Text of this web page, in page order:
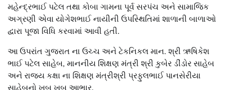
મહેન્દ્રભાઈ પટેલ તથા કોબા ગામના પૂર્વ સરપંચ અને સામાજિક
અગ્રણી એવા યોગેશભાઈ નાયીની ઉપસ્થિતિમાં શાળાની બાળાઓ
દ્વારા પૂજા વિધિ કરવામાં આવી હતી.
આ ઉપરાંત ગુજરાત ના ઉચ્ચ અને ટેકનિકલ માન. શ્રી ઋષિકેશ
ભાઈ પટેલ સાહેબ, માનનીય શિક્ષણ મંત્રી શ્રી કુબેર ડીંડોર સાહેબ
અને રાજ્ય કક્ષા ના શિક્ષણ મંત્રીશ્રી પ્રફુલભાઈ પાનસેરીયા
સાહેબનો ખુબ ખુબ આભાર.